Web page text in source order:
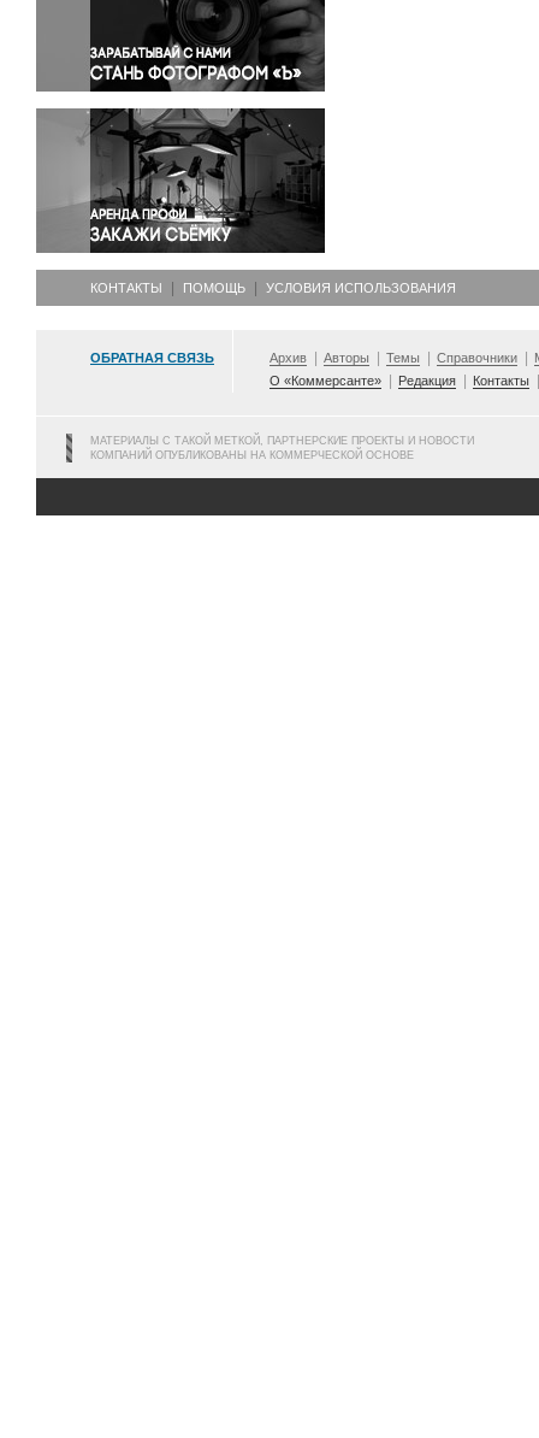
Правосудие
Происшествия и конфликты
Религия
Светская жизнь
Спорт
Экология
Экономика и бизнес
КОНТАКТЫ ПОМОЩЬ УСЛОВИЯ ИСПОЛЬЗОВАНИЯ
ОБРАТНАЯ СВЯЗЬ Архив Авторы Темы Справочники
О «Коммерсанте»
Редакция Контакты
МАТЕРИАЛЫ С ТАКОЙ МЕТКОЙ, ПАРТНЕРСКИЕ ПРОЕКТЫ И НОВОСТИ
КОМПАНИЙ ОПУБЛИКОВАНЫ НА КОММЕРЧЕСКОЙ ОСНОВЕ